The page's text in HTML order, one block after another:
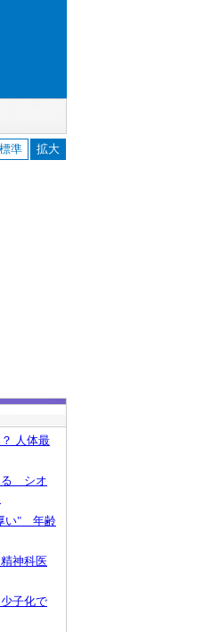
標準 拡大
人体最
る シオ
い" 年齢
神科医
子化で